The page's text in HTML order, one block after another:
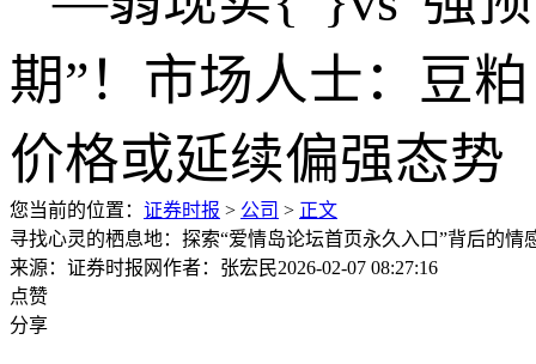
您当前的位置： 证券时报 > 公司 > 正文
寻找心灵的栖息地：探索“爱情岛论坛首页永久入口”背后的情
来源：证券时报网作者：张宏民2026-02-07 08:27:16
点赞
分享